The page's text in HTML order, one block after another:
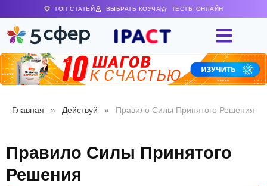
ТОП СТАТЕЙ ВЫБРАТЬ КОУЧА ТЕСТЫ ОНЛАЙН
Главная » Действуй » Правило Силы Принятого Решения
Правило Силы Принятого
Решения